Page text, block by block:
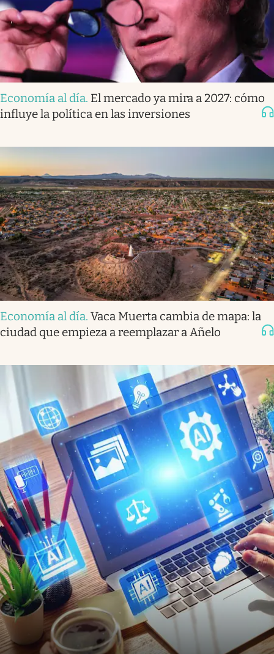
Economía al día. El mercado ya mira a 2027: cómo
influye la política en las inversiones
Economía al día. Vaca Muerta cambia de mapa: la
ciudad que empieza a reemplazar a Añelo